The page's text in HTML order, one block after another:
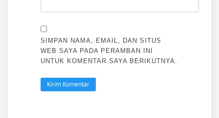
SIMPAN NAMA, EMAIL, DAN SITUS
WEB SAYA PADA PERAMBAN INI
UNTUK KOMENTAR SAYA BERIKUTNYA.